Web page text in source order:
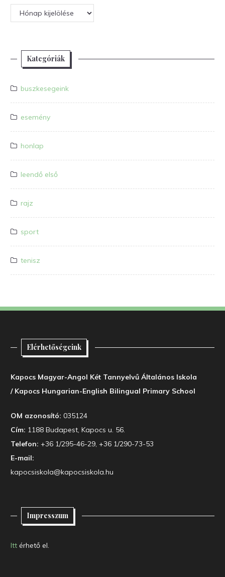
Archívum
Kategóriák
buszkesegeink
esemény
honlap
leendő első
rajz
sport
tenisz
Elérhetőségeink
Kapocs Magyar-Angol Két Tannyelvű Általános Iskola
/ Kapocs Hungarian-English Bilingual Primary School
OM azonosító: 035124
Cím: 1188 Budapest, Kapocs u. 56.
Telefon: +36 1/295-46-29, +36 1/290-73-53
E-mail:
kapocsiskola@kapocsiskola.hu
Impresszum
Itt érhető el.